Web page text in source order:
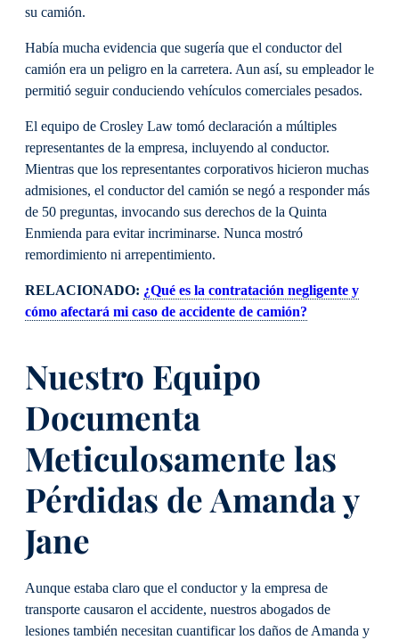
su camión.
Había mucha evidencia que sugería que el conductor del
camión era un peligro en la carretera. Aun así, su empleador le
permitió seguir conduciendo vehículos comerciales pesados.
El equipo de Crosley Law tomó declaración a múltiples
representantes de la empresa, incluyendo al conductor.
Mientras que los representantes corporativos hicieron muchas
admisiones, el conductor del camión se negó a responder más
de 50 preguntas, invocando sus derechos de la Quinta
Enmienda para evitar incriminarse. Nunca mostró
remordimiento ni arrepentimiento.
RELACIONADO: ¿Qué es la contratación negligente y
cómo afectará mi caso de accidente de camión?
Nuestro Equipo
Documenta
Meticulosamente las
Pérdidas de Amanda y
Jane
Aunque estaba claro que el conductor y la empresa de
transporte causaron el accidente, nuestros abogados de
lesiones también necesitan cuantificar los daños de Amanda y